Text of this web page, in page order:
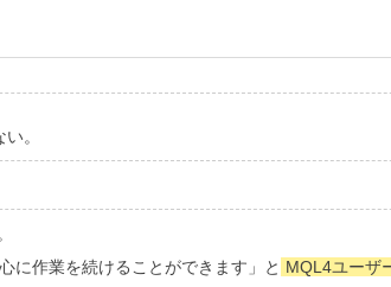
。
に作業を続けることができます」と MQL4ユーザ